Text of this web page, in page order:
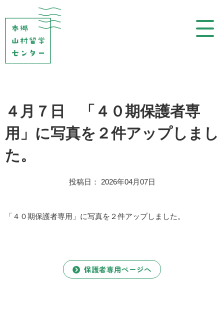
ン
ン
４月７日 「４０期保護者専
用」に写真を２件アップしまし
た。
投稿日： 2026年04月07日
「４０期保護者専用」に写真を２件アップしました。
保護者専用ページへ